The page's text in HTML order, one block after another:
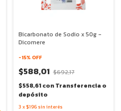
Bicarbonato de Sodio x 50g -
Dicomere
-15% OFF
$588,01 $692,17
$558,61conTransferencia o
depósito
3 x $196 sin interés